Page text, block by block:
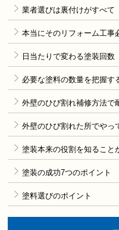
業者選びは裏付けがすべて
本当にそのリフォーム工事
日当たりで変わる塗装回数
必要な塗料の数量を把握す
外壁のひび割れ補修方法で
外壁のひび割れた所でやっ
塗装本来の役割を知ること
塗装の成功7つのポイント
塗料選びのポイント